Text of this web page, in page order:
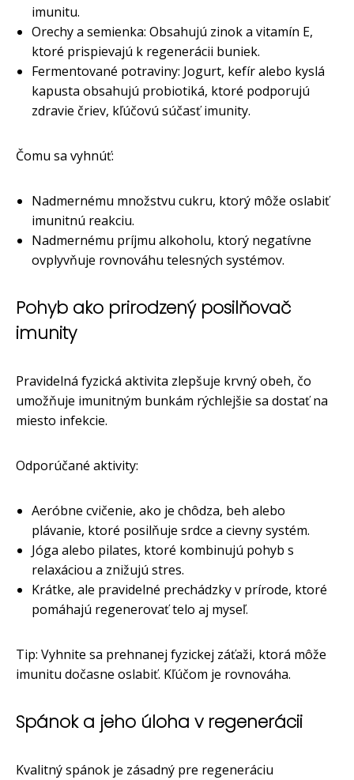
imunitu.
Orechy a semienka: Obsahujú zinok a vitamín E,
ktoré prispievajú k regenerácii buniek.
Fermentované potraviny: Jogurt, kefír alebo kyslá
kapusta obsahujú probiotiká, ktoré podporujú
zdravie čriev, kľúčovú súčasť imunity.
Čomu sa vyhnúť:
Nadmernému množstvu cukru, ktorý môže oslabiť
imunitnú reakciu.
Nadmernému príjmu alkoholu, ktorý negatívne
ovplyvňuje rovnováhu telesných systémov.
Pohyb ako prirodzený posilňovač
imunity
Pravidelná fyzická aktivita zlepšuje krvný obeh, čo
umožňuje imunitným bunkám rýchlejšie sa dostať na
miesto infekcie.
Odporúčané aktivity:
Aeróbne cvičenie, ako je chôdza, beh alebo
plávanie, ktoré posilňuje srdce a cievny systém.
Jóga alebo pilates, ktoré kombinujú pohyb s
relaxáciou a znižujú stres.
Krátke, ale pravidelné prechádzky v prírode, ktoré
pomáhajú regenerovať telo aj myseľ.
Tip: Vyhnite sa prehnanej fyzickej záťaži, ktorá môže
imunitu dočasne oslabiť. Kľúčom je rovnováha.
Spánok a jeho úloha v regenerácii
Kvalitný spánok je zásadný pre regeneráciu